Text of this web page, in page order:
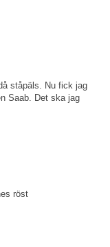
ståpäls. Nu fick jag
Saab. Det ska jag
röst